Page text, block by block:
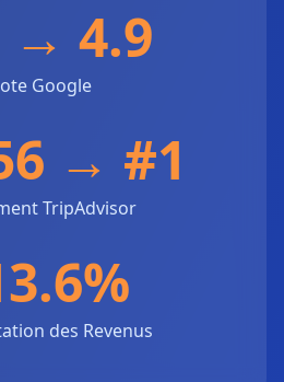
→ 4.9
Google
→ #1
TripAdvisor
des Revenus